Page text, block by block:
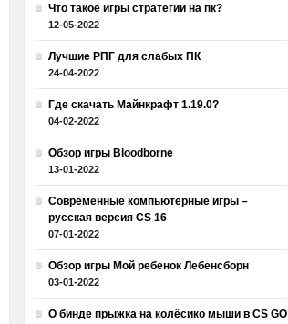
Что такое игры стратегии на пк?
12-05-2022
Лучшие РПГ для слабых ПК
24-04-2022
Где скачать Майнкрафт 1.19.0?
04-02-2022
Обзор игры Bloodborne
13-01-2022
Современные компьютерные игры –
русская версия CS 16
07-01-2022
Обзор игры Мой ребенок Лебенсборн
03-01-2022
О бинде прыжка на колёсико мыши в CS GO